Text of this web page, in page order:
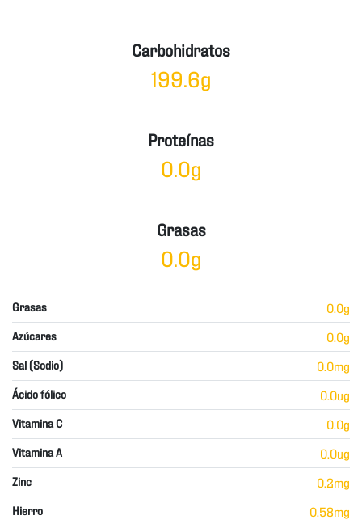
Carbohidratos
199.6g
Proteínas
0.0g
Grasas
0.0g
Grasas 0.0g
Azúcares 0.0g
Sal (Sodio) 0.0mg
Ácido fólico 0.0ug
Vitamina C 0.0g
Vitamina A 0.0ug
Zinc 0.2mg
Hierro 0.58mg